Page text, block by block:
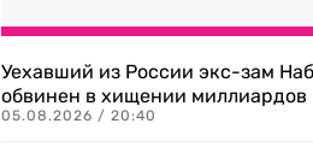
Уехавший из России экс-зам
обвинен в хищении миллиардов
05.08.2026 / 20:40